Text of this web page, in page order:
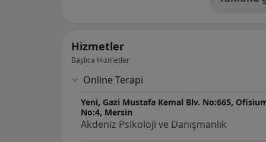
terapi, ego durumları terapisi ve EMDR
2019 Ocak ayından beri kurucusu olduğu
arkadaşlarıyla birlikte kurumsal
devam etmektedir.
Çalışma Alanları
Hizmetler
Başlıca Hizmetler
Online Terapi
Yeni, Gazi Mustafa Kemal Blv. No:665,
No:4, Mersin
Akdeniz Psikoloji ve Danışmanlık